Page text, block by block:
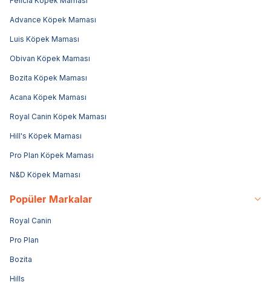
Advance Köpek Maması
Luis Köpek Maması
Obivan Köpek Maması
Bozita Köpek Maması
Acana Köpek Maması
Royal Canin Köpek Maması
Hill's Köpek Maması
Pro Plan Köpek Maması
N&D Köpek Maması
Popüler Markalar
Royal Canin
Pro Plan
Bozita
Hills